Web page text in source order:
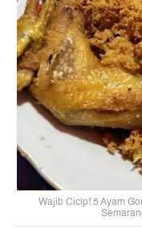
Wajib Cicip! 5 Ayam